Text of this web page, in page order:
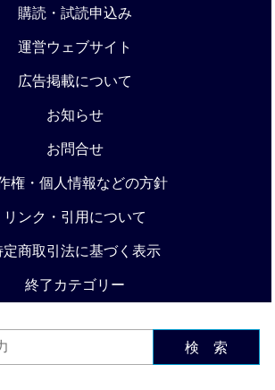
購読・試読申込み
運営ウェブサイト
広告掲載について
お知らせ
お問合せ
権・個人情報などの方針
リンク・引用について
定商取引法に基づく表示
終了カテゴリー
検 索